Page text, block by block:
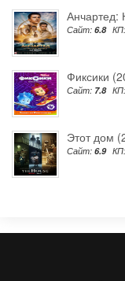
Анчартед:
Сайт: 6.8 КП:
Фиксики
Сайт: 7.8 КП:
Этот дом
Сайт: 6.9 КП: